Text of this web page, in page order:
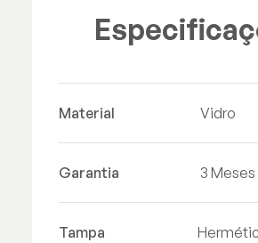
Material Vidro
Garantia 3 Meses
Tampa